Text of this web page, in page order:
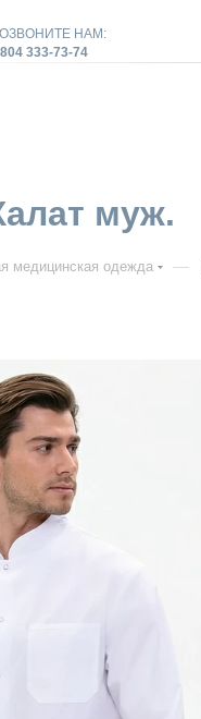
НАМ:
333-73-74
муж.
медицинская одежда —